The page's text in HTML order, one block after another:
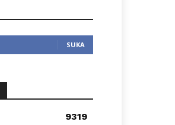
SUKA
9319